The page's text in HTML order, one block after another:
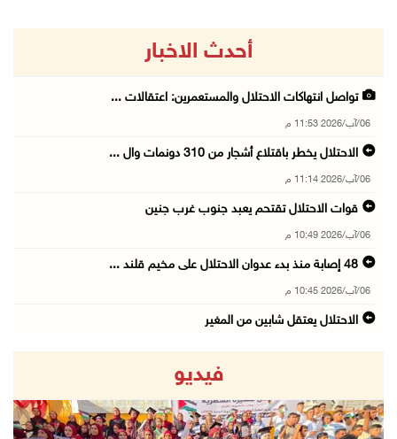
أحدث الاخبار
تواصل انتهاكات الاحتلال والمستعمرين: اعتقالات ...
06/آب/2026 11:53 م
الاحتلال يخطر باقتلاع أشجار من 310 دونمات وال ...
06/آب/2026 11:14 م
قوات الاحتلال تقتحم يعبد جنوب غرب جنين
06/آب/2026 10:49 م
48 إصابة منذ بدء عدوان الاحتلال على مخيم قلند ...
06/آب/2026 10:45 م
الاحتلال يعتقل شابين من المغير
وزير الداخلية يبحث مع مكافحة المخدرات الدولي ...
06/آب/2026 10:01 م
رئيس بلدية الخليل يطلع وفدا أميركيا على تطورا ...
فيديو